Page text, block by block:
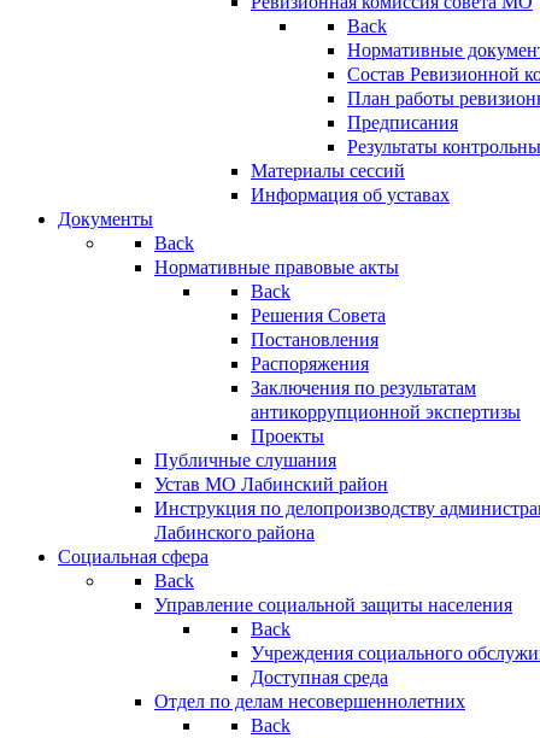
Back
Нормативные
Состав Ревизионной
План работы
Предписания
Результаты
Материалы сессий
Информация об уставах
Документы
Back
Нормативные правовые акты
Back
Решения Совета
Постановления
Распоряжения
Заключения по результатам
антикоррупционной экспертизы
Проекты
Публичные слушания
Устав МО Лабинский район
Инструкция по делопроизводству
Лабинского района
Социальная сфера
Back
Управление социальной защиты населения
Back
Учреждения социального
Доступная среда
Отдел по делам несовершеннолетних
Back